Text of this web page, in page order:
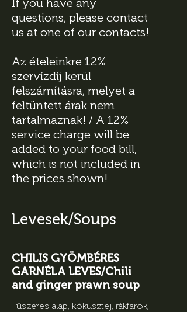
If you have any
questions, please contact
us at one of our contacts!
Az ételeinkre 12%
szervízdíj kerül
felszámításra, melyet a
feltüntett árak nem
tartalmaznak! / A 12%
service charge will be
added to your food bill,
which is not included in
the prices shown!
Levesek/Soups
CHILIS GYÖMBÉRES
GARNÉLA LEVES/Chili
and ginger prawn soup
Fűszeres alap, kókusztej, rákfarok,